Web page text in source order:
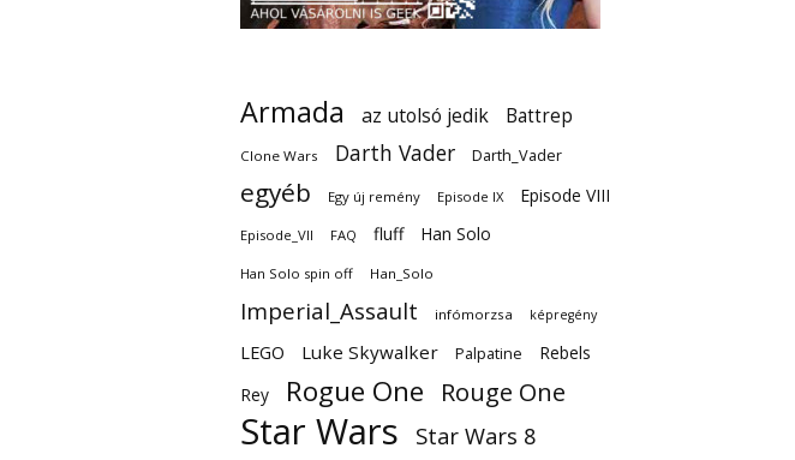
Armada az utolsó jedik Battrep
Clone Wars Darth Vader Darth_Vader
egyéb Egy új remény Episode IX Episode VIII
Episode_VII FAQ fluff Han Solo
Han Solo spin off Han_Solo
Imperial_Assault infómorzsa képregény
LEGO Luke Skywalker Palpatine
Rebels
Rey
Rogue One Rouge One
Star Wars Star Wars 8